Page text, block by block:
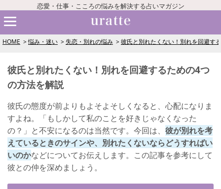
恋愛・仕事・こころの悩みを解決する占いマガジン
HOME 悩み・迷い 失恋・別れの悩み 彼氏と別れたくない！別れを回避す
彼氏と別れたくない！別れを回避するための4つ
の方法を解説
彼氏の態度が前よりもよそよそしくなると、心配になりま
すよね。「もしかして私のことを好きじゃなくなった
の？」と不安になるのは当然です。今回は、 彼が別れを考
えているときのサインや、別れたくないならどうすればい
いのかなどについてお伝えします。この記事を参考にして
彼との仲を深めましょう。